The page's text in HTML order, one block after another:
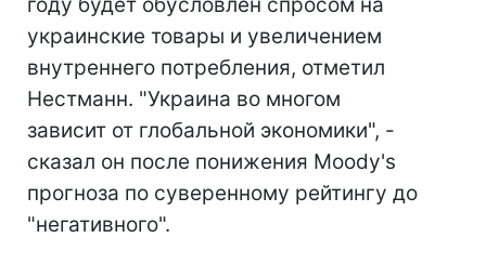
украинские товары и увеличением
внутреннего потребления, отметил
Нестманн. "Украина во многом
зависит от глобальной экономики", -
сказал он после понижения Moody's
прогноза по суверенному рейтингу до
"негативного".